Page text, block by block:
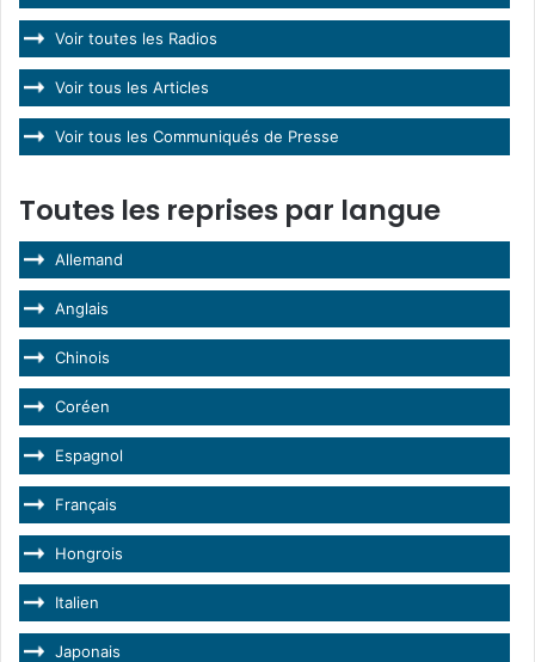
Voir toutes les Radios
Voir tous les Articles
Voir tous les Communiqués de Presse
Toutes les reprises par langue
Allemand
Anglais
Chinois
Coréen
Espagnol
Français
Hongrois
Italien
Japonais